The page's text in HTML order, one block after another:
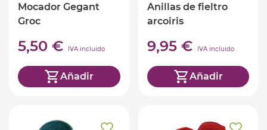
Mocador Gegant
Groc
5,50 € IVA incluido
Añadir
Anillas de fieltro
arcoiris
9,95 € IVA incluido
Añadir